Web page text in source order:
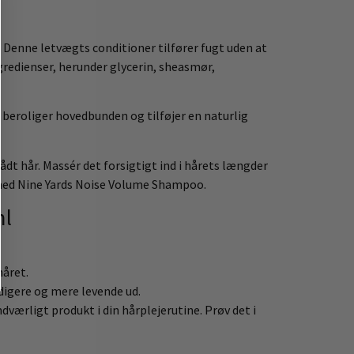
Denne letvægts conditioner tilfører fugt uden at
herunder glycerin, sheasmør,
hovedbunden og tilføjer en naturlig
hår. Massér det forsigtigt ind i hårets længder
Nine Yards Noise Volume Shampoo.
og mere levende ud.
produkt i din hårplejerutine. Prøv det i